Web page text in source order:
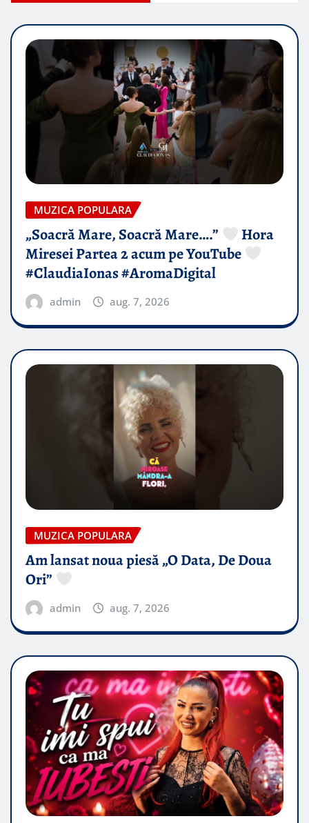
MUZICA POPULARA
„Soacră Mare, Soacră Mare….”
Hora
Miresei Partea 2 acum pe YouTube
#ClaudiaIonas #AromaDigital
admin aug. 7, 2026
MUZICA POPULARA
Am lansat noua piesă „O Data, De Doua
Ori”
admin aug. 7, 2026